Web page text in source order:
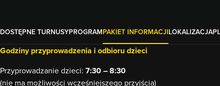
DOSTĘPNE TURNUSYPROGRAMPAKIET INFORMACJILOKALIZACJA
Godziny przyprowadzenia i odbioru dzieci
Przyprowadzanie dzieci: 7:30 – 8:30
(nie ma możliwości wcześniejszego przyjścia)